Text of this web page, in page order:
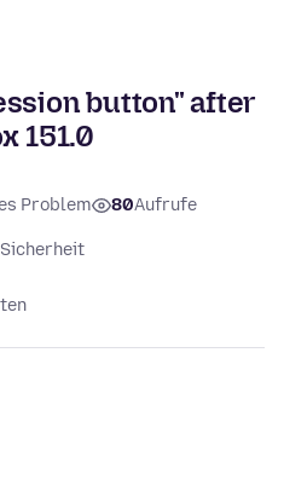
button" after
151.0
Problem 80Aufrufe